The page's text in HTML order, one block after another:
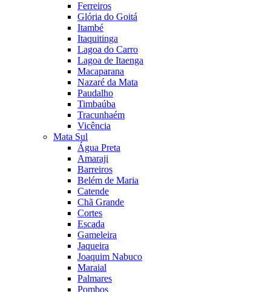
Ferreiros
Glória do Goitá
Itambé
Itaquitinga
Lagoa do Carro
Lagoa de Itaenga
Macaparana
Nazaré da Mata
Paudalho
Timbaúba
Tracunhaém
Vicência
Mata Sul
Água Preta
Amaraji
Barreiros
Belém de Maria
Catende
Chã Grande
Cortes
Escada
Gameleira
Jaqueira
Joaquim Nabuco
Maraial
Palmares
Pombos